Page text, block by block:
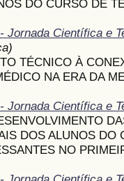
DO CURSO DE
Jornada Científica e
TÉCNICO À
NA ERA DA
Jornada Científica e
DOS ALUNOS DO
NO